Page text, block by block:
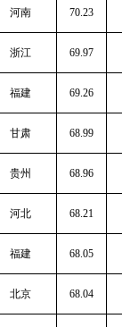
河南 70.23
浙江 69.97
福建 69.26
甘肃 68.99
贵州 68.96
河北 68.21
福建 68.05
北京 68.04